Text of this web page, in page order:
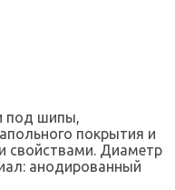
под шипы,
покрытия и
свойствами. Диаметр
анодированный